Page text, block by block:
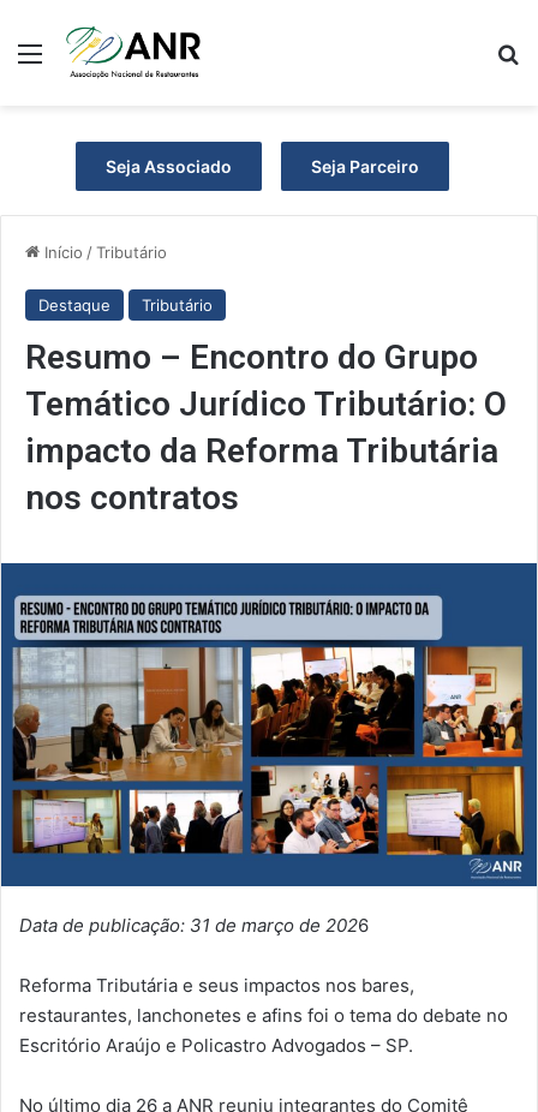
Menu
Seja Associado Seja Parceiro
Início /Tributário
Destaque Tributário
Resumo – Encontro do Grupo
Temático Jurídico Tributário: O
impacto da Reforma Tributária
nos contratos
Data de publicação: 31 de março de 2026
Reforma Tributária e seus impactos nos bares,
restaurantes, lanchonetes e afins foi o tema do debate no
Escritório Araújo e Policastro Advogados – SP.
No último dia 26 a ANR reuniu integrantes do Comitê